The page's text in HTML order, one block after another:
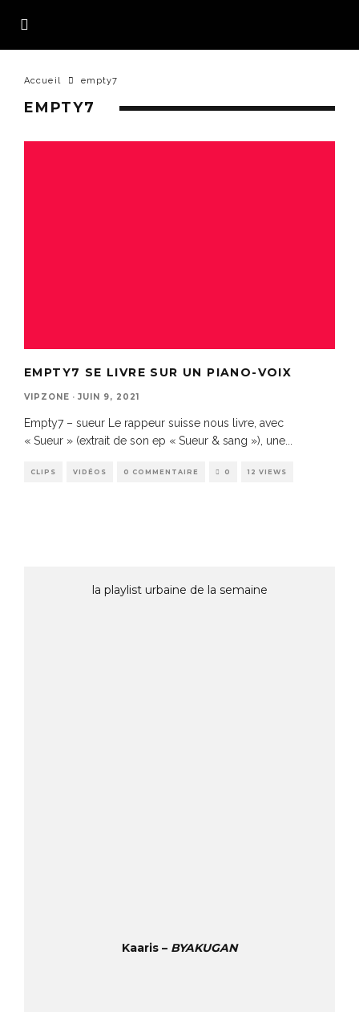
Accueil empty7
EMPTY7
EMPTY7 SE LIVRE SUR UN PIANO-VOIX
VIPZONE · JUIN 9, 2021
Empty7 – sueur Le rappeur suisse nous livre, avec
« Sueur » (extrait de son ep « Sueur & sang »), une
CLIPS VIDÉOS 0 COMMENTAIRE 0 12 VIEWS
la playlist urbaine de la semaine
Kaaris – BYAKUGAN